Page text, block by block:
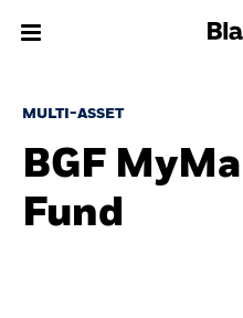
Over Ons
Producten
Thema's
MULTI-ASSET
BGF
Fund